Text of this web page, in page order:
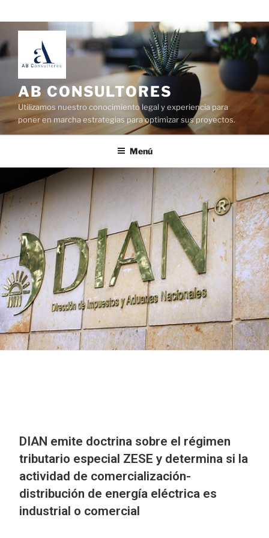
AB CONSULTORES
Utilizamos nuestro conocimiento legal y experiencia para
poner en marcha estrategias para optimizar sus proyectos.
Menú
DIAN emite doctrina sobre el régimen
tributario especial ZESE y determina si la
actividad de comercialización-
distribución de energía eléctrica es
industrial o comercial